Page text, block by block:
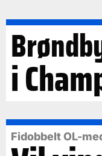
i
Fidobbelt OL-